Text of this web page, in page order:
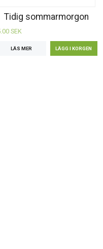
Tidig sommarmorgon
SEK
LÄS MER